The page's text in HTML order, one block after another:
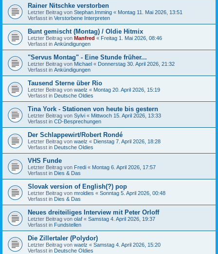
Rainer Nitschke verstorben
Letzter Beitrag von Stephan.Imming « Montag 11. Mai 2026, 13:51
Verfasst in Verstorbene Interpreten
Bunt gemischt (Montag) / Oldie Hitmix
Letzter Beitrag von Manfred « Freitag 1. Mai 2026, 08:46
Verfasst in Ankündigungen
"Servus Montag" - Eine Stunde früher...
Letzter Beitrag von Michael « Donnerstag 30. April 2026, 21:32
Verfasst in Ankündigungen
Tausend Sterne über Rio
Letzter Beitrag von waelz « Montag 20. April 2026, 15:19
Verfasst in Deutsche Oldies
Tina York - Stationen von heute bis gestern
Letzter Beitrag von Sylvi « Mittwoch 15. April 2026, 13:33
Verfasst in CD-Besprechungen
Der Schlappewirt/Robert Rondé
Letzter Beitrag von waelz « Dienstag 7. April 2026, 18:28
Verfasst in Deutsche Oldies
VHS Funde
Letzter Beitrag von Fredi « Montag 6. April 2026, 17:57
Verfasst in Dies & Das
Slovak version of English(?) pop
Letzter Beitrag von mroldies « Sonntag 5. April 2026, 00:48
Verfasst in Dies & Das
Neues dreiteiliges Interview mit Peter Orloff
Letzter Beitrag von olaf « Samstag 4. April 2026, 19:37
Verfasst in Fundstellen
Die Zillertaler (Polydor)
Letzter Beitrag von waelz « Samstag 4. April 2026, 15:20
Verfasst in Deutsche Oldies